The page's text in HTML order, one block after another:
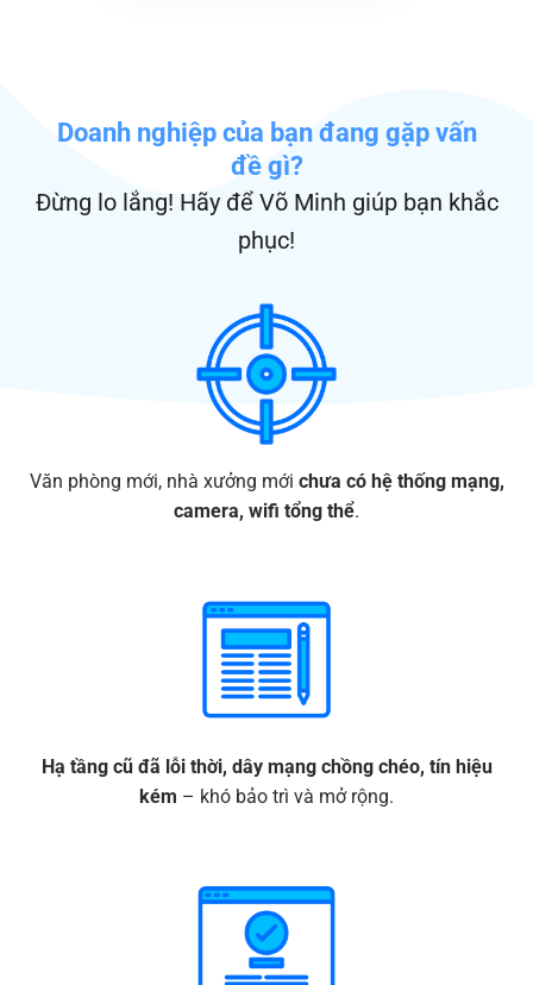
Doanh nghiệp của bạn đang gặp vấn
đềgì?
Đừng lo lắng! Hãy để Võ Minh giúp bạn khắc
phục!
Văn phòng mới, nhà xưởng mới chưa có hệ thống mạng,
camera, wifi tổng thể.
Hạ tầng cũ đã lỗi thời, dây mạng chồng chéo, tín hiệu
kém – khó bảo trì và mở rộng.